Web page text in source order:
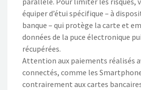
équiper d’étui spécifique – à
banque – qui protège la carte et
données de la puce électronique
récupérées.
Attention aux paiements réalisés
connectés, comme les
contrairement aux cartes